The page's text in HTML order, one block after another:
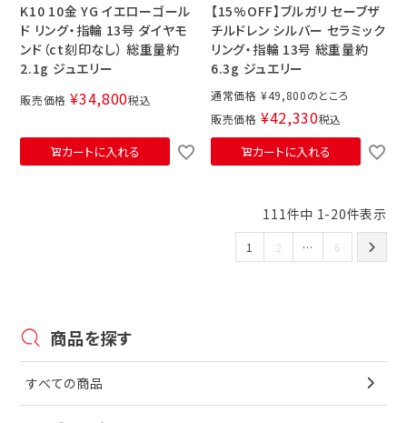
K10 10金 YG イエローゴール
ド リング・指輪 13号 ダイヤモ
ンド（ct刻印なし） 総重量約
2.1g ジュエリー
販売価格 ¥34,800税込
カートに入れる
【15%OFF】ブルガリ セーブザ
チルドレン シルバー セラミック
リング・指輪 13号 総重量約
6.3g ジュエリー
通常価格 ¥49,800
販売価格 ¥42,330税込
カートに入れる
111件中 1-20件表示
1 2 … 6
商品を探す
すべての商品